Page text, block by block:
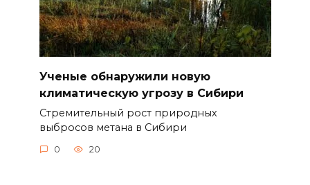
Ученые обнаружили новую
климатическую угрозу в Сибири
Стремительный рост природных
выбросов метана в Сибири
0 20